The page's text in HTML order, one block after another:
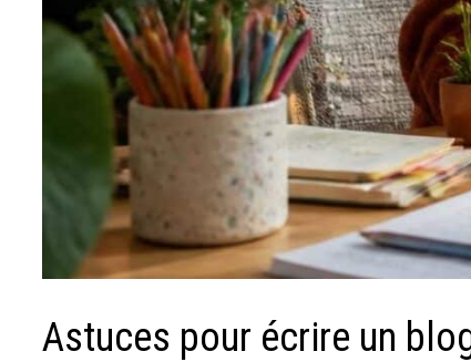
Astuces pour écrire un